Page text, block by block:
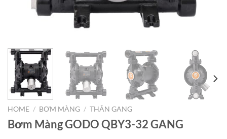
HOME / BƠM MÀNG / THÂN GANG
Bơm Màng GODO QBY3-32 GANG